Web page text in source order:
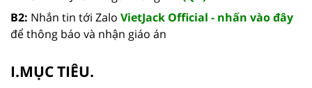
B2: Nhắn tin tới Zalo VietJack Official - nhấn vào đây
để thông báo và nhận giáo án
I.MỤC TIÊU.